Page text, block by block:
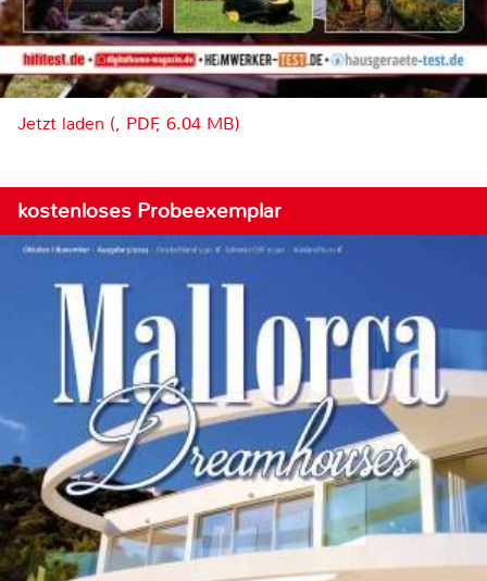
Jetzt laden (, PDF, 6.04 MB)
kostenloses Probeexemplar